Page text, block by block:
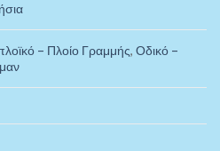
– Πλοίο Γραμμής,Οδικό –